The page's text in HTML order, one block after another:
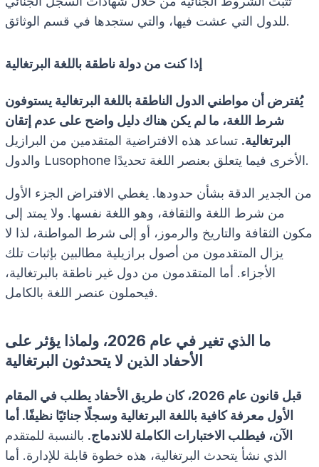
للدول التي عشت فيها، والتي ستجدها في قسم الوثائق.
إذا كنت من دولة ناطقة باللغة البرتغالية
يُفترض أن مواطني الدول الناطقة باللغة البرتغالية يستوفون
شرط اللغة، ما لم يكن هناك دليل واضح على عدم إتقان
البرتغالية. تساعد هذه الافتراضية المتقدمين من البرازيل
والدول Lusophone الأخرى فيما يتعلق بعنصر اللغة تحديدًا.
من الجدير الدقة بشأن حدودها. يغطي الافتراض الجزء الأول
من شرط اللغة والثقافة، وهو اللغة نفسها. ولا يمتد إلى
مكون الثقافة والتاريخ والرموز، أو إلى شرط المواطنة، لذا لا
يزال المتقدمون من أصول برازيلية مطالبين بإثبات تلك
الأجزاء. أما المتقدمون من دول غير ناطقة بالبرتغالية،
فيحملون عنصر اللغة بالكامل.
ما الذي تغير في عام 2026، ولماذا يؤثر على
الأحفاد الذين لا يتحدثون البرتغالية
قبل قانون عام 2026، كان طريق الأحفاد يطلب في المقام
الأول معرفة كافية باللغة البرتغالية وسجلًا جنائيًا نظيفًا. أما
الآن، فيطلب الاختبارات الكاملة للاندماج. بالنسبة للمتقدم
الذي نشأ يتحدث البرتغالية، هذه خطوة قابلة للإدارة. أما